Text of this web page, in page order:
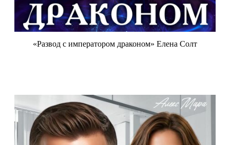
«Развод с императором драконом» Елена Солт